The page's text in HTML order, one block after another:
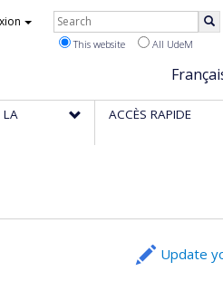
Choix
de
la
Rechercher
This website All UdeM
LA ACCÈS RAPIDE
Update